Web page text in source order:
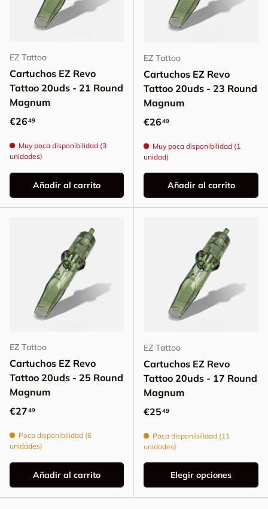
EZ Tattoo
Cartuchos EZ Revo
Tattoo 20uds - 21 Round
Magnum
Precio normal
€2649
Muy poca disponibilidad (3
unidades)
Añadir al carrito
EZ Tattoo
Cartuchos EZ Revo
Tattoo 20uds - 23 Round
Magnum
Precio normal
€2649
Muy poca disponibilidad (1
unidad)
Añadir al carrito
EZ Tattoo
Cartuchos EZ Revo
Tattoo 20uds - 25 Round
Magnum
Precio normal
€2749
Poca disponibilidad (6
unidades)
Añadir al carrito
EZ Tattoo
Cartuchos EZ Revo
Tattoo 20uds - 17 Round
Magnum
Precio normal
€2549
Poca disponibilidad (11
unidades)
Elegir opciones